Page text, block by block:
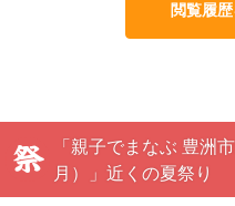
閲覧履
「親子でまなぶ 豊洲
月）」近くの夏祭り